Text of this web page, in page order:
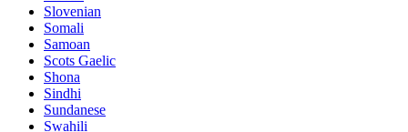
Slovenian
Somali
Samoan
Scots Gaelic
Shona
Sindhi
Sundanese
Swahili